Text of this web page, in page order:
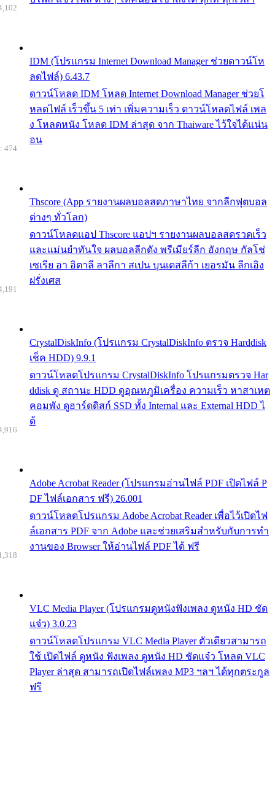
IDM (โปรแกรม Internet Download Manager ช่วยดาวน์โห
ลดไฟล์) 6.43.7
ดาวน์โหลด IDM โหลด Internet Download Manager ช่วยโ
หลดไฟล์ เร็วขึ้น 5 เท่า เพิ่มความเร็ว ดาวน์โหลดไฟล์ เพล
ง โหลดหนัง โหลด IDM ล่าสุด จาก Thaiware ไว้ใจได้แน่น
อน
Thscore (App รายงานผลบอลสดภาษาไทย จากลีกฟุตบอล
ต่างๆ ทั่วโลก)
ดาวน์โหลดแอป Thscore แอปฯ รายงานผลบอลสดรวดเร็ว
และแม่นยำทันใจ ผลบอลลีกดัง พรีเมียร์ลีก อังกฤษ กัลโช่
เซเรีย อา อิตาลี ลาลีกา สเปน บุนเดสลีก้า เยอรมัน ลีกเอิง
ฝรั่งเศส
474
CrystalDiskInfo (โปรแกรม CrystalDiskInfo ตรวจ Harddisk
เช็ค HDD) 9.9.1
ดาวน์โหลดโปรแกรม CrystalDiskInfo โปรแกรมตรวจ Har
ddisk ดู สถานะ HDD ดูอุณหภูมิเครื่อง ความเร็ว หาสาเหต
คอมพัง ดูฮาร์ดดิสก์ SSD ทั้ง Internal และ External HDD ไ
ด้
Adobe Acrobat Reader (โปรแกรมอ่านไฟล์ PDF เปิดไฟล์ P
DF ไฟล์เอกสาร ฟรี) 26.001
ดาวน์โหลดโปรแกรม Adobe Acrobat Reader เพื่อไว้เปิดไฟ
ล์เอกสาร PDF จาก Adobe และช่วยเสริมสำหรับกับการทำ
งานของ Browser ให้อ่านไฟล์ PDF ได้ ฟรี
VLC Media Player (โปรแกรมดูหนังฟังเพลง ดูหนัง HD ชัด
แจ๋ว) 3.0.23
ดาวน์โหลดโปรแกรม VLC Media Player ตัวเดียวสามารถ
ใช้ เปิดไฟล์ ดูหนัง ฟังเพลง ดูหนัง HD ชัดแจ๋ว โหลด VLC
Player ล่าสุด สามารถเปิดไฟล์เพลง MP3 ฯลฯ ได้ทุกตระกูล
ฟรี